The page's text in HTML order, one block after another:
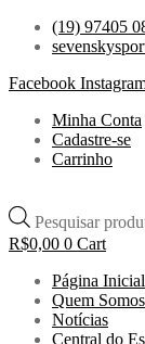
(19) 97405
Facebook
Minha Conta
Cadastre-se
Carrinho
Pesquisar
R$0,00 0 Cart
Página Inicial
Quem Somos
Notícias
Central do